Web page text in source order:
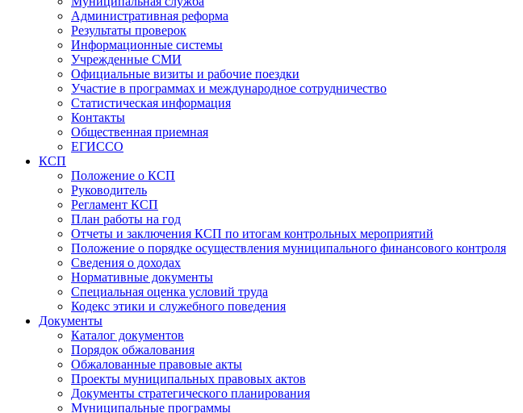
Административная реформа
Результаты проверок
Информационные системы
Учрежденные СМИ
Официальные визиты и рабочие поездки
Участие в программах и международное сотрудничество
Статистическая информация
Контакты
Общественная приемная
ЕГИССО
КСП
Положение о КСП
Руководитель
Регламент КСП
План работы на год
Отчеты и заключения КСП по итогам контрольных мероприятий
Положение о порядке осуществления муниципального финансового контроля
Сведения о доходах
Нормативные документы
Специальная оценка условий труда
Кодекс этики и служебного поведения
Документы
Каталог документов
Порядок обжалования
Обжалованные правовые акты
Проекты муниципальных правовых актов
Документы стратегического планирования
Муниципальные программы